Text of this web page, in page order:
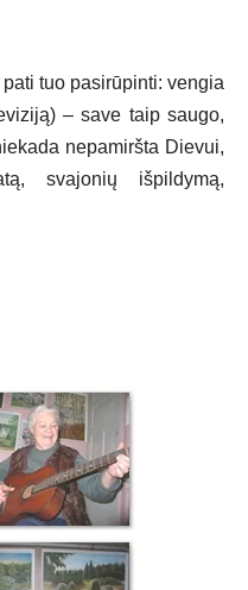
tuo pasirūpinti: vengia
– save taip saugo,
nepamiršta Dievui,
svajonių išpildymą,